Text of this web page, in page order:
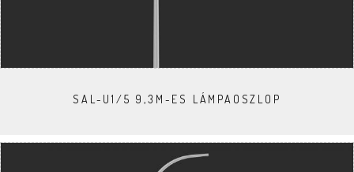
SAL-U1/5 9,3M-ES LÁMPAOSZLOP